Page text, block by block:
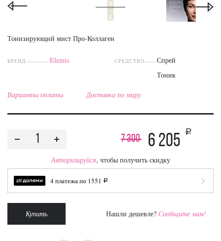
Тонизирующий мист Про-Коллаген
БРЕНД Elemis СРЕДСТВО
Спрей
Тоник
Варианты оплаты Доставка по миру
7 300 6 205
a
Авторизируйся, чтобы получить скидку
4 платежа по 1551 a
Купить Нашли дешевле? Сообщите нам!